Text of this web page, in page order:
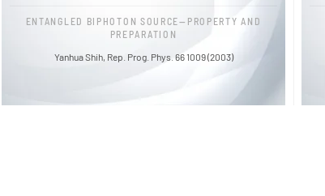
ENTANGLED BIPHOTON SOURCE—PROPERTY AND
PREPARATION
Yanhua Shih, Rep. Prog. Phys. 66 1009 (2003)